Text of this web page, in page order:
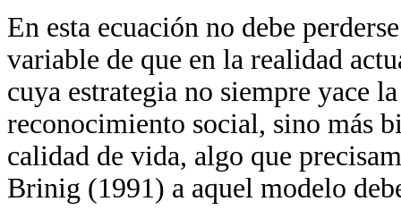
En esta ecuación no debe
variable de que en la realidad
cuya estrategia no siempre yace
reconocimiento social, sino más
calidad de vida, algo que
Brinig (1991) a aquel modelo